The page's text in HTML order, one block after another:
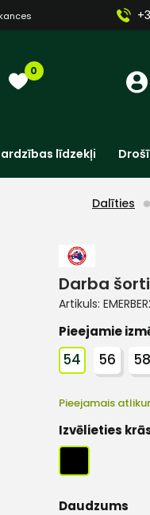
0
līdzekļi
Dalīties
Darba šorti
Artikuls:
Pieejamie
54 56 58
Pieejamais
Izvēlieties
Daudzums